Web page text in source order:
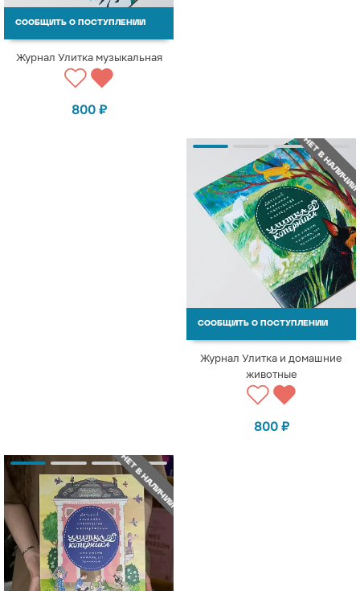
СООБЩИТЬ О ПОСТУПЛЕНИИ
Журнал Улитка музыкальная
800 ₽
НЕТ В НАЛИЧИИ
СООБЩИТЬ О ПОСТУПЛЕНИИ
Журнал Улитка и домашние
животные
800 ₽
НЕТ В НАЛИЧИИ